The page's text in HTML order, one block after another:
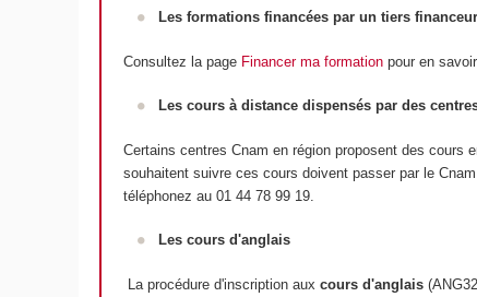
Les formations financées par un tiers financeur
Consultez la page Financer ma formationpour en savoir
Les cours à distance dispensés par des
Certains centres Cnam en région proposent des cours
souhaitent suivre ces cours doivent passer par le
téléphonez au 01 44 78 99 19.
Les cours d'anglais
La procédure d'inscription aux cours d'anglais